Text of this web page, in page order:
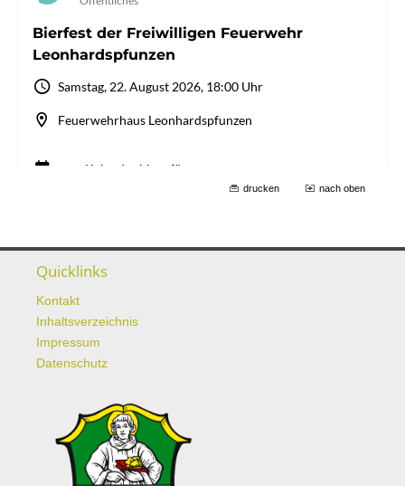
drucken nach oben
Quicklinks
Kontakt
Inhaltsverzeichnis
Impressum
Datenschutz